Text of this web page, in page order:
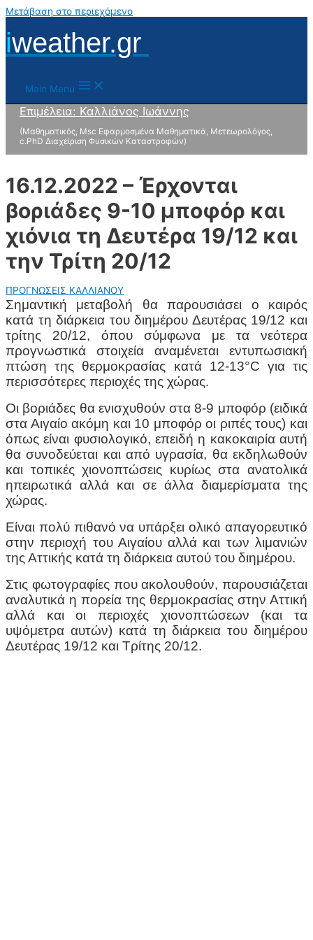
Μετάβαση στο περιεχόμενο
iweather.gr
Main Menu
Επιμέλεια: Καλλιάνος Ιωάννης
(Μαθηματικός, Msc Εφαρμοσμένα Μαθηματικά, Μετεωρολόγος,
c.PhD Διαχείριση Φυσικών Καταστροφών)
16.12.2022 – Έρχονται
βοριάδες 9-10 μποφόρ και
χιόνια τη Δευτέρα 19/12 και
την Τρίτη 20/12
ΠΡΟΓΝΩΣΕΙΣ ΚΑΛΛΙΑΝΟΥ
Σημαντική μεταβολή θα παρουσιάσει ο καιρός
κατά τη διάρκεια του διημέρου Δευτέρας 19/12 και
τρίτης 20/12, όπου σύμφωνα με τα νεότερα
προγνωστικά στοιχεία αναμένεται εντυπωσιακή
πτώση της θερμοκρασίας κατά 12-13°C για τις
περισσότερες περιοχές της χώρας.
Οι βοριάδες θα ενισχυθούν στα 8-9 μποφόρ (ειδικά
στα Αιγαίο ακόμη και 10 μποφόρ οι ριπές τους) και
όπως είναι φυσιολογικό, επειδή η κακοκαιρία αυτή
θα συνοδεύεται και από υγρασία, θα εκδηλωθούν
και τοπικές χιονοπτώσεις κυρίως στα ανατολικά
ηπειρωτικά αλλά και σε άλλα διαμερίσματα της
χώρας.
Είναι πολύ πιθανό να υπάρξει ολικό απαγορευτικό
στην περιοχή του Αιγαίου αλλά και των λιμανιών
της Αττικής κατά τη διάρκεια αυτού του διημέρου.
Στις φωτογραφίες που ακολουθούν, παρουσιάζεται
αναλυτικά η πορεία της θερμοκρασίας στην Αττική
αλλά και οι περιοχές χιονοπτώσεων (και τα
υψόμετρα αυτών) κατά τη διάρκεια του διημέρου
Δευτέρας 19/12 και Τρίτης 20/12.